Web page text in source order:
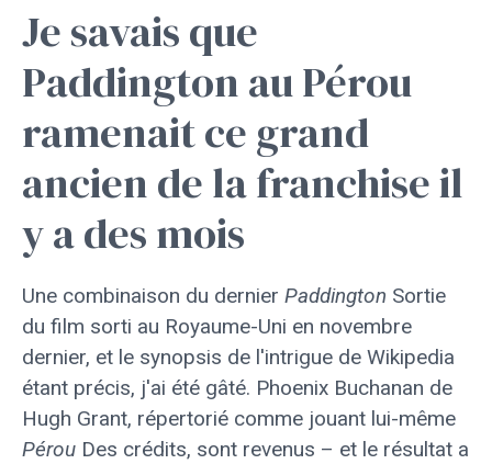
Je savais que
Paddington au Pérou
ramenait ce grand
ancien de la franchise il
y a des mois
Une combinaison du dernier Paddington Sortie
du film sorti au Royaume-Uni en novembre
dernier, et le synopsis de l'intrigue de Wikipedia
étant précis, j'ai été gâté. Phoenix Buchanan de
Hugh Grant, répertorié comme jouant lui-même
Pérou Des crédits, sont revenus – et le résultat a